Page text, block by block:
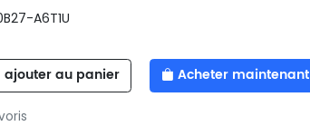
A6T1U
ajouter au panier Acheter maintenant